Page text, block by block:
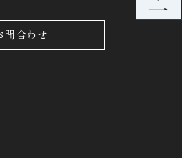
問合わせ